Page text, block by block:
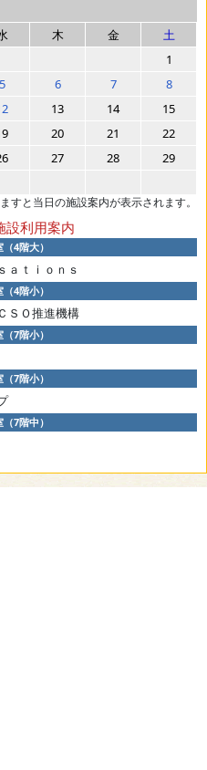
木 金
土
1
5 6 7
8
13 14
15
20 21
22
27 28
29
すと当日の施設案内が表示されます。
設利用案内
4階大）
ａｔｉｏｎｓ
4階小）
ＳＯ推進機構
7階小）
7階小）
7階中）